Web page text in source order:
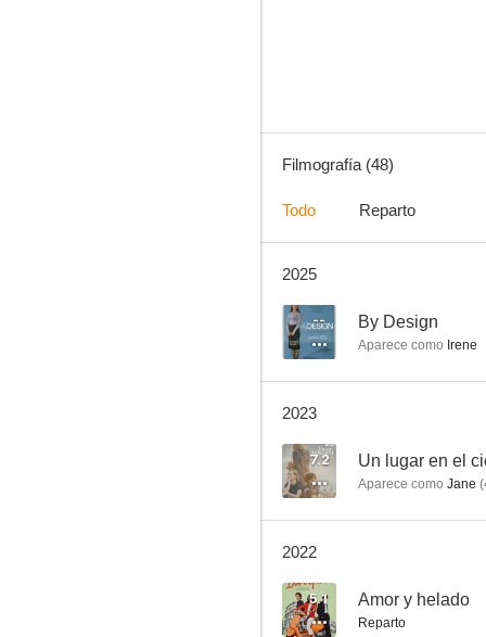
Filmografía (48)
Todo Reparto
2025
-- By Design
Aparece como Irene
2023
7.2 Un lugar en el
Aparece como Jane (
2022
5.1 Amor y helado
Reparto